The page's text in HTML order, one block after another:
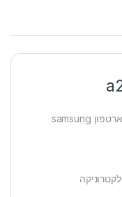
כיסוי מגן אחורי Dulero משולשים לסמארטפון samsung